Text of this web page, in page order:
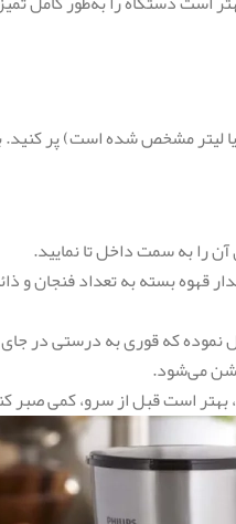
لیتر مشخص شده است) پر کنید.
را به سمت داخل تا نمایید.
قهوه بسته به تعداد فنجان
که قوری به درستی در
می‌شود.
بهتر است قبل از سرو، کمی صبر